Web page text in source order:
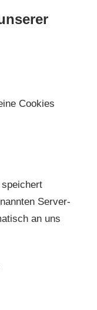
Cookies
Server-
an uns